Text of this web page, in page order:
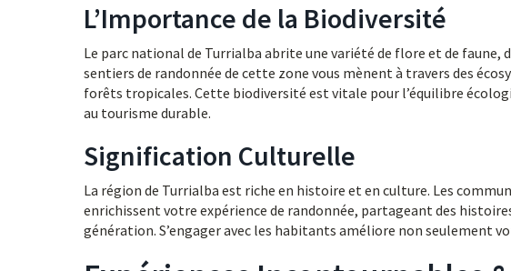
L’Importance de la Biodiversité
Le parc national de Turrialba abrite une variété de flore et de faune,
sentiers de randonnée de cette zone vous mènent à travers des
forêts tropicales. Cette biodiversité est vitale pour l’équilibre
au tourisme durable.
Signification Culturelle
La région de Turrialba est riche en histoire et en culture. Les
enrichissent votre expérience de randonnée, partageant des
génération. S’engager avec les habitants améliore non seulement